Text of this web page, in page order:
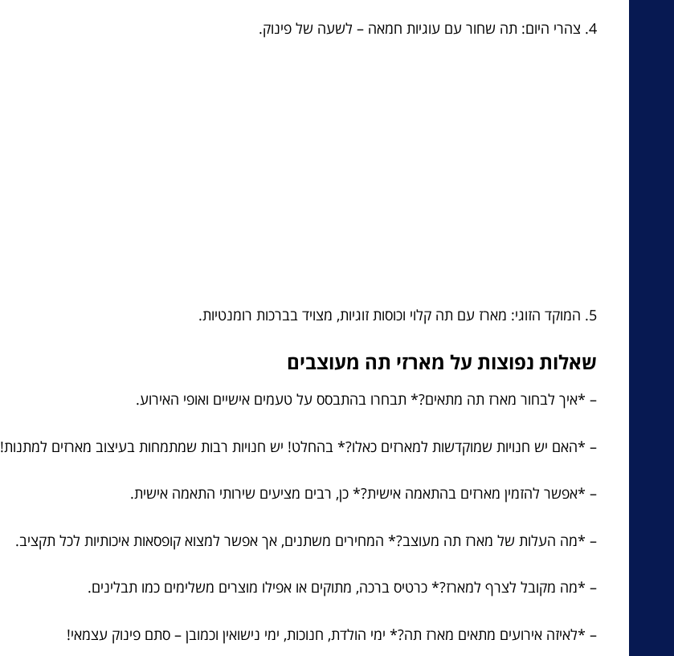
4. צהרי היום: תה שחור עם עוגיות חמאה – לשעה של פינוק.
5. המוקד הזוגי: מארז עם תה קלוי וכוסות זוגיות, מצויד בברכות רומנטיות.
שאלות נפוצות על מארזי תה מעוצבים
– *איך לבחור מארז תה מתאים?* תבחרו בהתבסס על טעמים אישיים ואופי האירוע.
– *האם יש חנויות שמוקדשות למארזים כאלו?* בהחלט! יש חנויות רבות שמתמחות בעיצוב מארזים למתנות!
– *אפשר להזמין מארזים בהתאמה אישית?* כן, רבים מציעים שירותי התאמה אישית.
– *מה העלות של מארז תה מעוצב?* המחירים משתנים, אך אפשר למצוא קופסאות איכותיות לכל תקציב.
– *מה מקובל לצרף למארז?* כרטיס ברכה, מתוקים או אפילו מוצרים משלימים כמו תבלינים.
– *לאיזה אירועים מתאים מארז תה?* ימי הולדת, חנוכות, ימי נישואין וכמובן – סתם פינוק עצמאי!